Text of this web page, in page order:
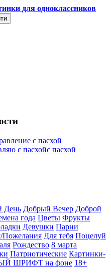
для одноклассников
с пасхой
с пасхойс пасхой
День Добрый Вечер Доброй
года Цветы Фрукты
Девушки Парни
Пожелания Для тебя Поцелуй
Рождество 8 марта
Патриотические Картинки-
ШРИФТ на фоне 18+